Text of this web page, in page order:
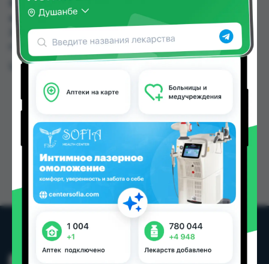
ВИРГАН 0,15% 5Г можно купить или заказать в
аптеках, Ватан №1, КВД Дорухона по цене от
260.00 TJS до 295.00 TJS в Душанбе и других
городах Таджикистана
Цена: от
260.00 TJS